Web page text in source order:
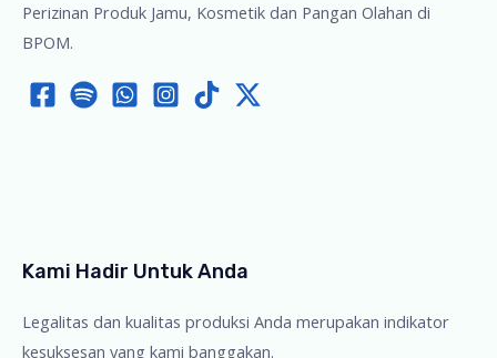
Perizinan Produk Jamu, Kosmetik dan Pangan Olahan di
BPOM.
Kami Hadir Untuk Anda
Legalitas dan kualitas produksi Anda merupakan indikator
kesuksesan yang kami banggakan.